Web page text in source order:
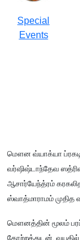
Special
Events
மௌன வ்யாக்யா
வர்ஷிஷ்டாந்தேவ
ஆசார்யேந்த்ரம்
ஸ்வாத்மாராமம் முதித
மௌனத்தின் மூலம்
தோற்றத்துடன், வயதில்